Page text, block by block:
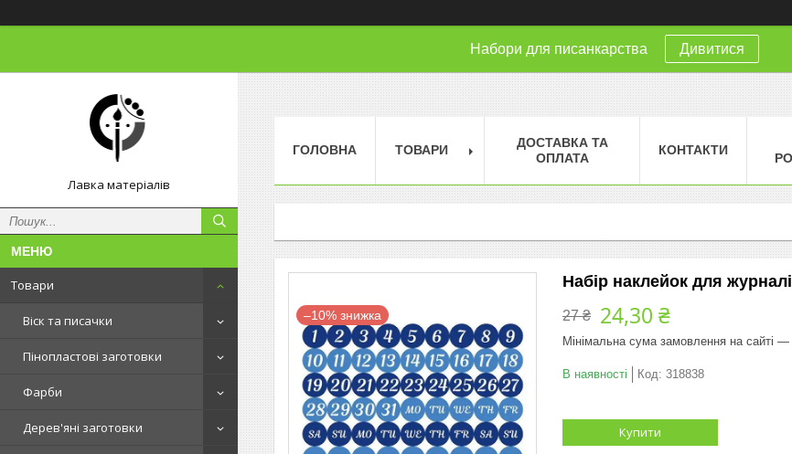
Набори для писанкарства Дивитися
Лавка матеріалів
Товари
Віск та писачки
Пінопластові заготовки
Фарби
Дерев'яні заготовки
ГОЛОВНА ТОВАРИ
ДОСТАВКА ТА
ОПЛАТА
КОНТАКТИ
–10%
Набір наклейок для
27 ₴ 24,30 ₴
Мінімальна сума замовлення на сайті
В наявності Код: 318838
Купити